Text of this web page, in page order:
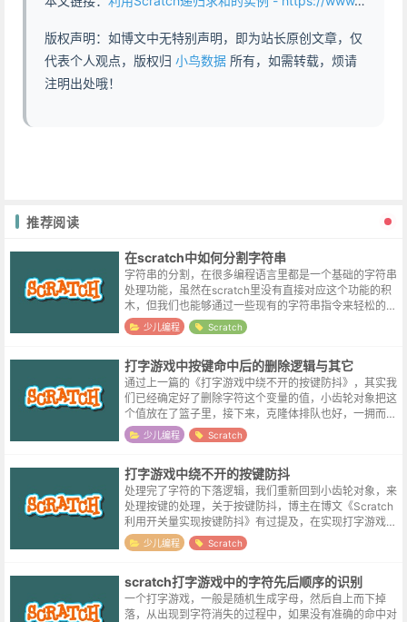
版权声明：如博文中无特别声明，即为站长原创文章，仅
代表个人观点，版权归 小鸟数据 所有，如需转载，烦请
注明出处哦！
推荐阅读
在scratch中如何分割字符串
字符串的分割，在很多编程语言里都是一个基础的字符串
处理功能，虽然在scratch里没有直接对应这个功能的积
木，但我们也能够通过一些现有的字符串指令来轻松的自
定义它。字符串的分割，类似于我们在现实生活中切一根
黄瓜，比如这里我们想把类似 ...
少儿编程 Scratch
打字游戏中按键命中后的删除逻辑与其它
通过上一篇的《打字游戏中绕不开的按键防抖》，其实我
们已经确定好了删除字符这个变量的值，小齿轮对象把这
个值放在了篮子里，接下来，克隆体排队也好，一拥而上
也好，来看看自己的id是不是符合删除条件就好了。下面
的图如果有点模糊，同样请右键“在...
少儿编程 Scratch
打字游戏中绕不开的按键防抖
处理完了字符的下落逻辑，我们重新回到小齿轮对象，来
处理按键的处理，关于按键防抖，博主在博文《Scratch
利用开关量实现按键防抖》有过提及，在实现打字游戏的
过程当中，也遇到了类似的问题，当按下某按键的粘连时
间过长时，会导致屏幕上所有...
少儿编程 Scratch
scratch打字游戏中的字符先后顺序的识别
一个打字游戏，一般是随机生成字母，然后自上而下掉
落，从出现到字符消失的过程中，如果没有准确的命中对